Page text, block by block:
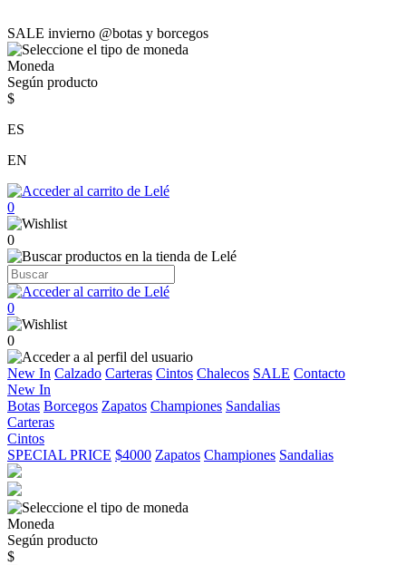
SALE invierno @botas y borcegos
Moneda
Según producto
$
ES
EN
0
0
0
0
New In Calzado Carteras Cintos Chalecos SALE Contacto
New In
Botas Borcegos Zapatos Championes Sandalias
Carteras
Cintos
SPECIAL PRICE $4000 Zapatos Championes Sandalias
Moneda
Según producto
$